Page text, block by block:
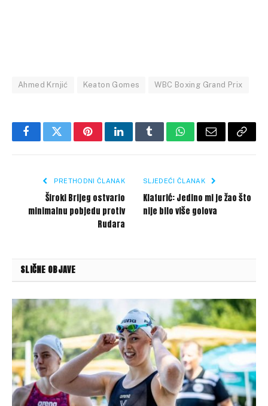
Ahmed Krnjić Keaton Gomes WBC Boxing Grand Prix
FacebookTwitterPinterestLinkedInTumblrWhatsApp
Email Copy
PRETHODNI ČLANAK
Široki Brijeg ostvario
minimalnu pobjedu protiv
Rudara
SLJEDEĆI ČLANAK
Klafurić: Jedino mi je žao što
nije bilo više golova
SLIČNE OBJAVE